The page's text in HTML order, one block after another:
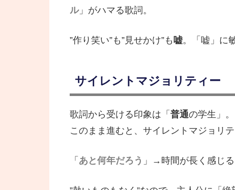
ル」がハマる歌詞。
”作り笑い”も”見せかけ”も 嘘。「嘘」に
サイレントマジョリティー
歌詞から受ける印象は「 普通の学生」。
このまま進むと、サイレントマジョリテ
「 あと何年だろう 」→時間が長く感じ